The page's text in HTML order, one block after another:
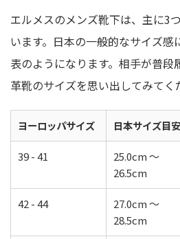
エルメスのメンズ靴下は、主に3
います。日本の一般的なサイズ感
表のようになります。相手が普段
革靴のサイズを思い出してみてく
ヨーロッパサイズ 日本サイズ目安
39 - 41
25.0cm 〜
26.5cm
42 - 44
27.0cm 〜
28.5cm